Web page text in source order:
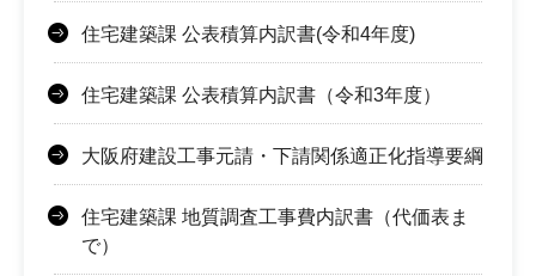
住宅建築課 公表積算内訳書(令和4年度)
住宅建築課 公表積算内訳書（令和3年度）
大阪府建設工事元請・下請関係適正化指導要綱
住宅建築課 地質調査工事費内訳書（代価表ま
で）